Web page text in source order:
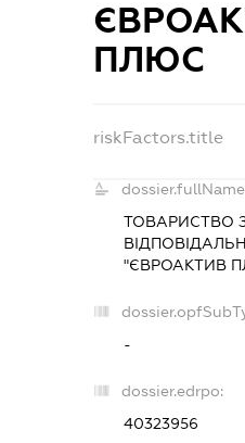
ПЛЮС
riskFactors.title
ТОВАРИСТВО
"ЄВРОАКТИВ
-
dossier.edrpo:
40323956